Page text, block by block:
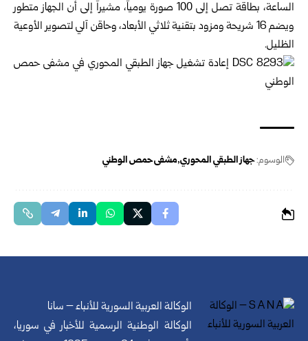
الساعة، بطاقة تصل إلى 100 صورة يومياً، مشيراً إلى أن الجهاز متطور
ويضم 16 شريحة ومزود بتقنية ثلاثي الأبعاد، وحاقن آلي لتصوير الأوعية
الظليل.
الوسوم:جهاز الطبقي المحوري مشفى حمص الوطني
الوكالة العربية السورية للأنباء – سانا
الوكالة الوطنية الرسمية للأخبار في سوريا،